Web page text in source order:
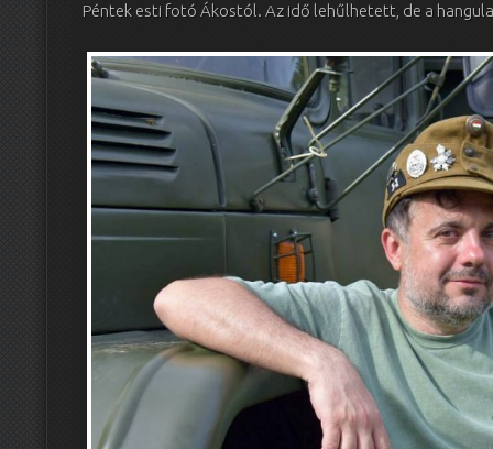
Péntek esti fotó Ákostól. Az idő lehűlhetett, de a